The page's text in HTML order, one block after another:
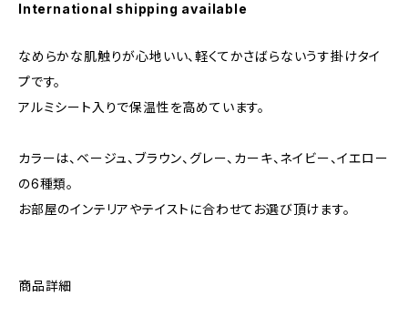
International shipping available
なめらかな肌触りが心地いい、軽くてかさばらないうす掛けタイ
プです。
アルミシート入りで保温性を高めています。
カラーは、ベージュ、ブラウン、グレー、カーキ、ネイビー、イエロー
の6種類。
お部屋のインテリアやテイストに合わせてお選び頂けます。
商品詳細